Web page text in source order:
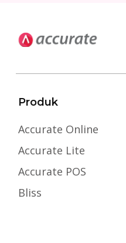
Produk
Accurate Online
Accurate Lite
Accurate POS
Bliss